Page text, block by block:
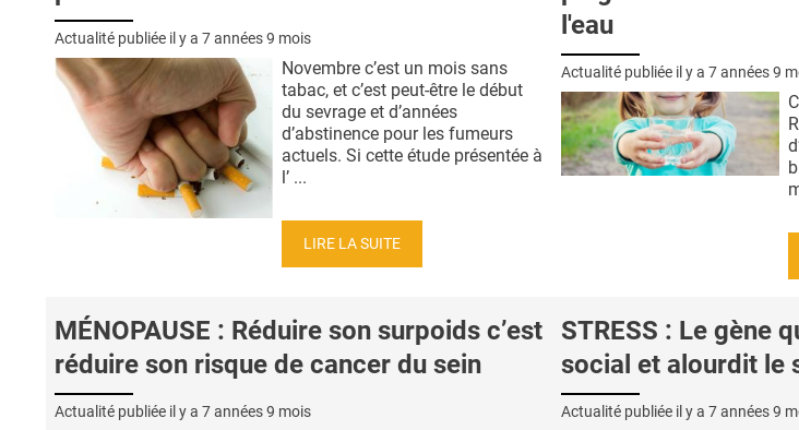
Actualité publiée il y a 7 années 9 mois
Novembre c’est un mois sans
tabac, et c’est peut-être le début
du sevrage et d’années
d’abstinence pour les fumeurs
actuels. Si cette étude présentée à
l’ ...
LIRE LA SUITE
l'eau
Actualité publiée il y a 7 années 9
MÉNOPAUSE : Réduire son surpoids c’est
réduire son risque de cancer du sein
Actualité publiée il y a 7 années 9 mois
STRESS : Le gène
social et alourdit le
Actualité publiée il y a 7 années 9